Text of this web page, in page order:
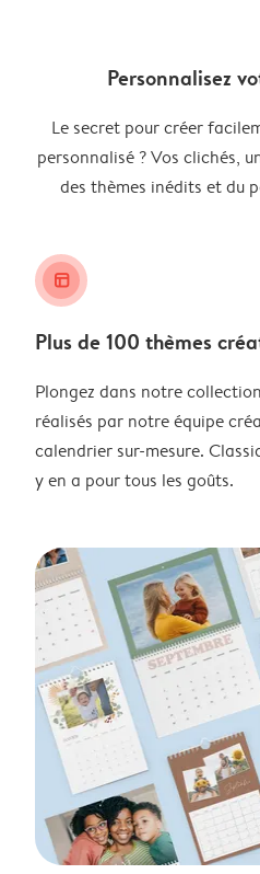
Personnalisez
Le secret pour créer
personnalisé ? Vos clichés,
des thèmes inédits et du
layout_alt
Plus de 100 thèmes
Plongez dans notre
réalisés par notre équipe
calendrier sur-mesure.
y en a pour tous les goûts.